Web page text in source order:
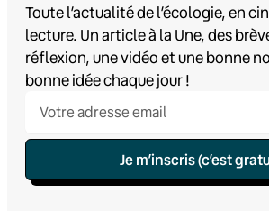
Toute l’actualité de l’écologie, en
lecture. Un article à la Une, des
réflexion, une vidéo et une bonne
bonne idée chaque jour !
Je m’inscris (c’est